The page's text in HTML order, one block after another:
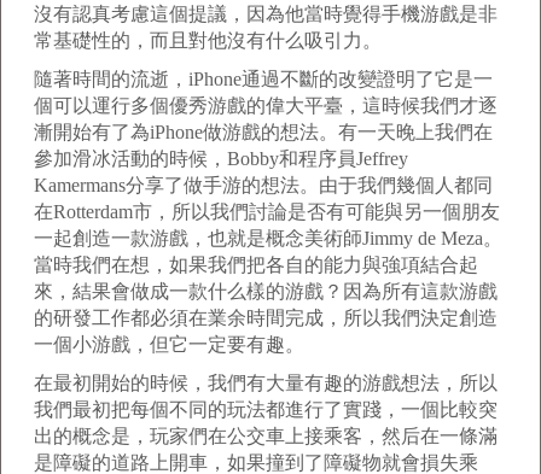
沒有認真考慮這個提議，因為他當時覺得手機游戲是非
常基礎性的，而且對他沒有什么吸引力。
隨著時間的流逝，iPhone通過不斷的改變證明了它是一
個可以運行多個優秀游戲的偉大平臺，這時候我們才逐
漸開始有了為iPhone做游戲的想法。有一天晚上我們在
參加滑冰活動的時候，Bobby和程序員Jeffrey
Kamermans分享了做手游的想法。由于我們幾個人都同
在Rotterdam市，所以我們討論是否有可能與另一個朋友
一起創造一款游戲，也就是概念美術師Jimmy de Meza。
當時我們在想，如果我們把各自的能力與強項結合起
來，結果會做成一款什么樣的游戲？因為所有這款游戲
的研發工作都必須在業余時間完成，所以我們決定創造
一個小游戲，但它一定要有趣。
在最初開始的時候，我們有大量有趣的游戲想法，所以
我們最初把每個不同的玩法都進行了實踐，一個比較突
出的概念是，玩家們在公交車上接乘客，然后在一條滿
是障礙的道路上開車，如果撞到了障礙物就會損失乘